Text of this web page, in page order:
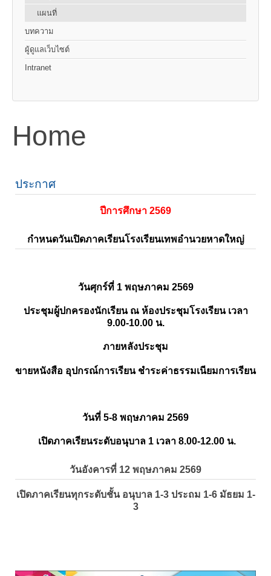
แผนที่
บทความ
ผู้ดูแลเว็บไซต์
Intranet
Home
ประกาศ
ปีการศึกษา 2569
กำหนดวันเปิดภาคเรียนโรงเรียนเทพอำนวยหาดใหญ่
วันศุกร์ที่ 1 พฤษภาคม 2569
ประชุมผู้ปกครองนักเรียน ณ ห้องประชุมโรงเรียน เวลา
9.00-10.00 น.
ภายหลังประชุม
ขายหนังสือ อุปกรณ์การเรียน ชำระค่าธรรมเนียมการเรียน
วันที่ 5-8 พฤษภาคม 2569
เปิดภาคเรียนระดับอนุบาล 1 เวลา 8.00-12.00 น.
วันอังคารที่ 12 พฤษภาคม 2569
เปิดภาคเรียนทุกระดับชั้น อนุบาล 1-3 ประถม 1-6 มัธยม 1-
3